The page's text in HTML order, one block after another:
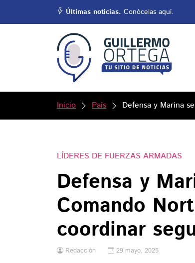
Últimas noticias. Conócelas aquí.
Inicio País Defensa y Marina
LÍDERES DE FUERZAS ARMADAS
Defensa y
Comando
coordinar
Redacción 29 mayo, 2025